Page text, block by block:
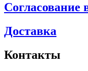
Согласование
Доставка
Контакты